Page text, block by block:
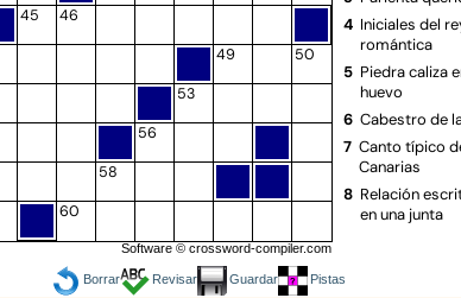
Borrar Revisar Guardar Pistas
26Insignias de
romanos
27Vasija que se
y servir el té
29Patria chica
30Número
31Idi fue un
ugandés
32Río del Perú
36
4 Iniciales del
romántica
5 Piedra caliza
huevo
6Cabestro de
7Canto típico
Canarias
8 Relación
en una junta
45 46
49 50
53
56
58
60
Software ©crossword-compiler.com